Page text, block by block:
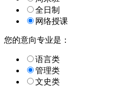
全日制
网络授课
您的意向专业是：
语言类
管理类
文史类